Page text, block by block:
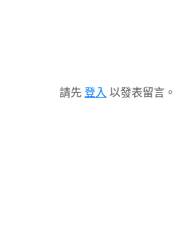
請先 登入 以發表留言。